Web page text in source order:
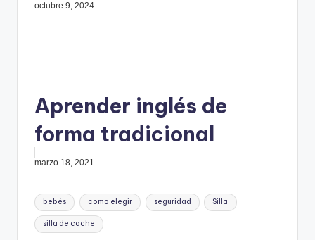
octubre 9, 2024
Aprender inglés de
forma tradicional
marzo 18, 2021
Etiquetas:
bebés como elegir seguridad Silla
silla de coche